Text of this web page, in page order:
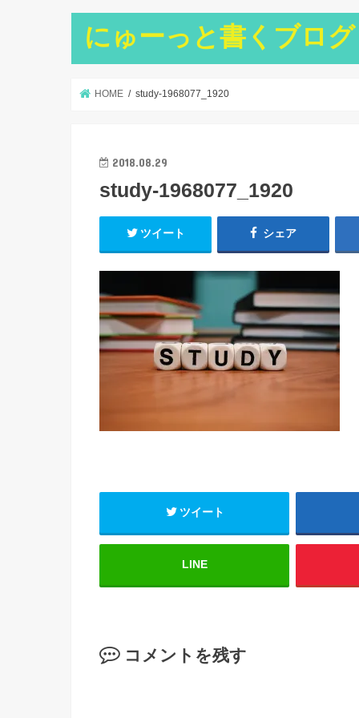
にゅーっと書くブログ
HOME study-1968077_1920
2018.08.29
study-1968077_1920
ツイート シェア
ツイート
LINE
コメントを残す